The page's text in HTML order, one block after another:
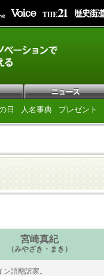
日 人名事典 プレゼント
宮崎真紀
（みやざき・まき）
語翻訳家。